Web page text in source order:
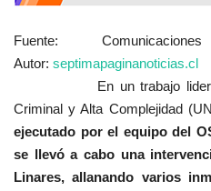
Fuente:
Autor: septimapaginanoticias.cl
En un trabajo liderado
Criminal y Alta Complejidad
ejecutado por el equipo del
se llevó a cabo una
Linares, allanando varios